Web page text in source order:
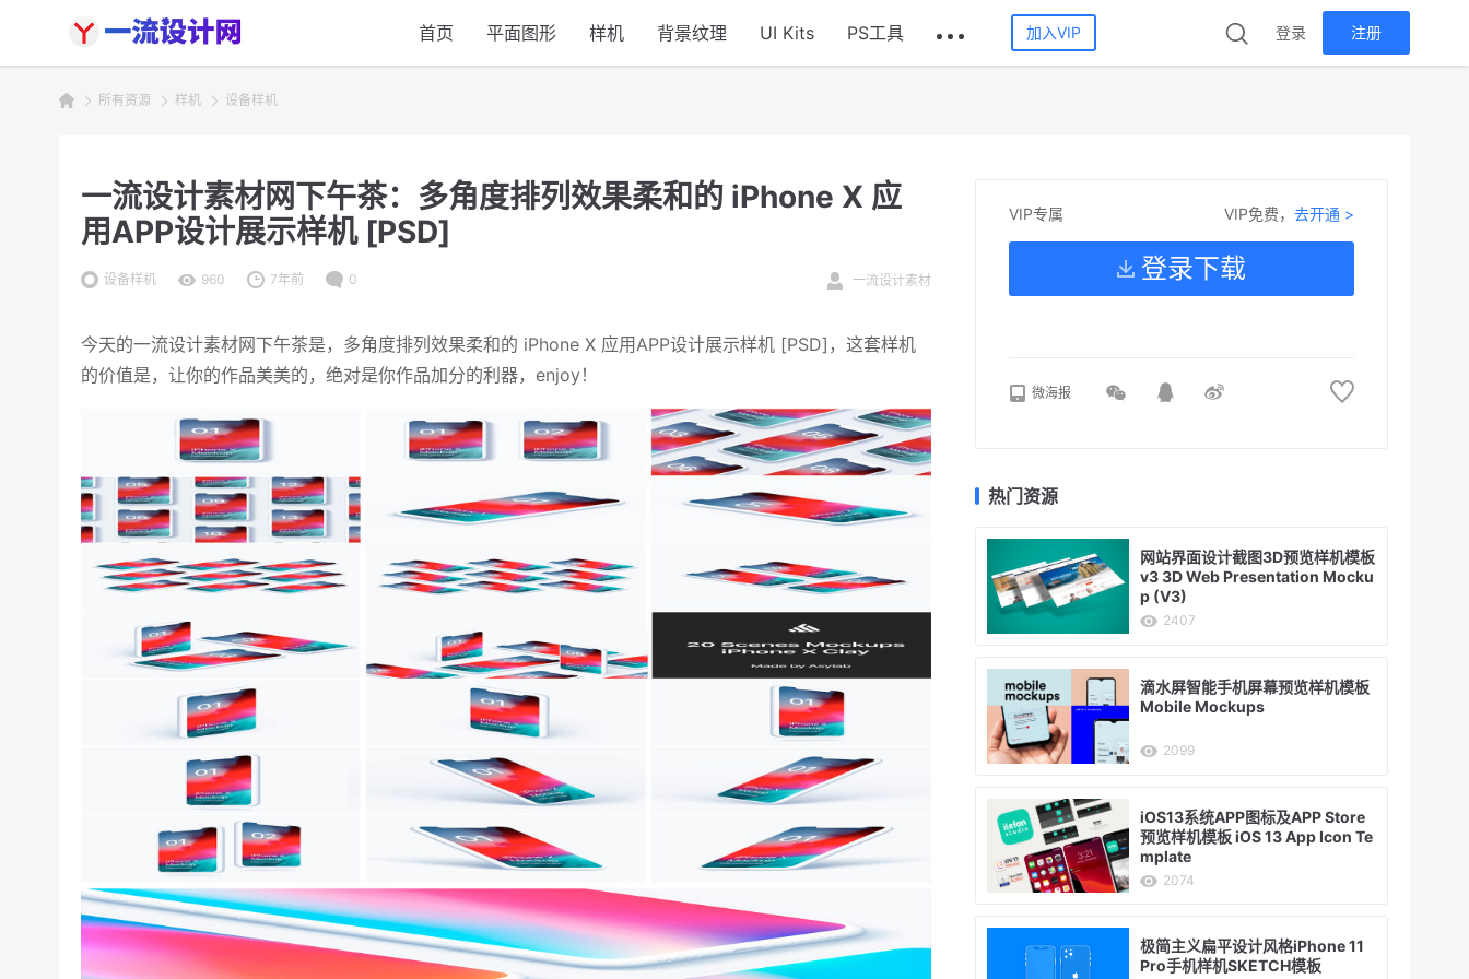
首页 平面图形 样机 背景纹理 UI Kits PS工具 加入VIP 登录 注册
所有资源 样机 设备样机
一流设计素材网下午茶：多角度排列效果柔和的 iPhone X 应
用APP设计展示样机 [PSD]
设备样机 960 7年前 0 一流设计素材
今天的一流设计素材网下午茶是，多角度排列效果柔和的 iPhone X 应用APP设计展示样机 [PSD]，这套样机
的价值是，让你的作品美美的，绝对是你作品加分的利器，enjoy！
VIP专属 VIP免费，去开通 >
登录下载
微海报
热门资源
网站界面设计截图3D预览样机模板
v3 3D Web Presentation Mocku
p (V3)
2407
滴水屏智能手机屏幕预览样机模板
Mobile Mockups
2099
iOS13系统APP图标及APP Store
预览样机模板 iOS 13 App Icon Te
mplate
2074
极简主义扁平设计风格iPhone 11
Pro手机样机SKETCH模板